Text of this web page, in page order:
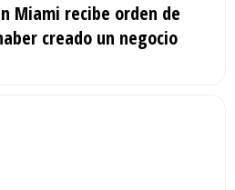
Miami recibe orden de
creado un negocio